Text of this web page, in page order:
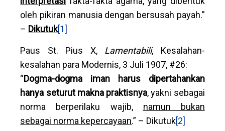
oleh pikiran manusia dengan bersusah payah.”
– Dikutuk[1]
Paus St. Pius X, Lamentabili, Kesalahan-
kesalahan para Modernis, 3 Juli 1907, #26:
“Dogma-dogma iman harus dipertahankan
hanya seturut makna praktisnya, yakni sebagai
norma berperilaku wajib, namun bukan
sebagai norma kepercayaan.” – Dikutuk[2]